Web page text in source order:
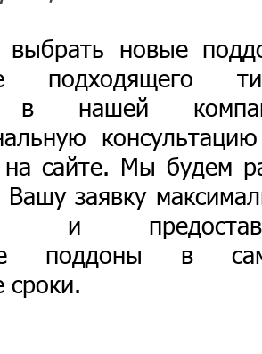
новые
подходящего
в нашей
сайте. Мы будем
Вашу заявку
и
поддоны в
сроки.